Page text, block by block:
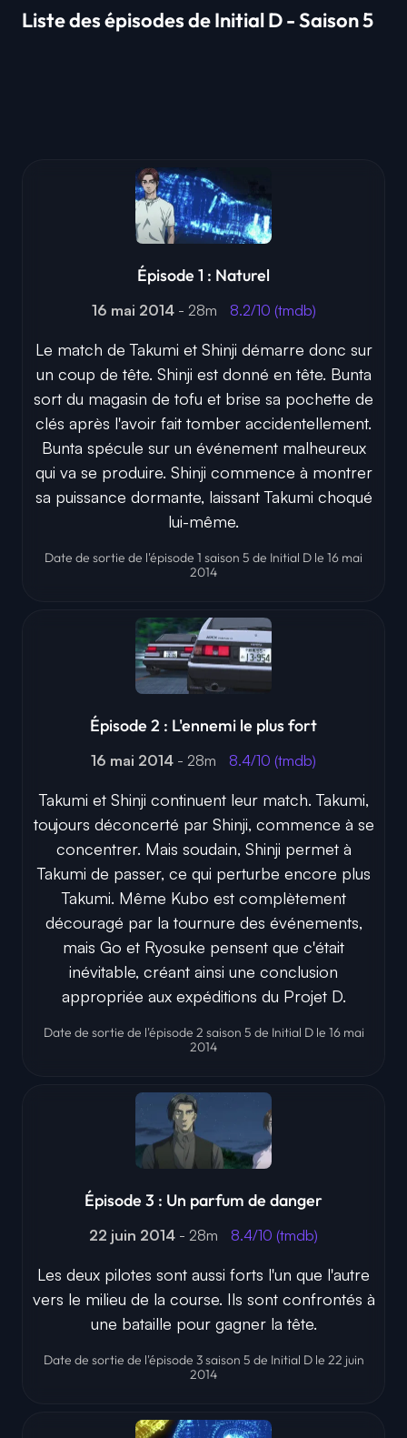
Liste des épisodes de Initial D - Saison 5
Épisode 1 : Naturel
16 mai 2014- 28m 8.2/10 (tmdb)
Le match de Takumi et Shinji démarre donc sur
un coup de tête. Shinji est donné en tête. Bunta
sort du magasin de tofu et brise sa pochette de
clés après l'avoir fait tomber accidentellement.
Bunta spécule sur un événement malheureux
qui va se produire. Shinji commence à montrer
sa puissance dormante, laissant Takumi choqué
lui-même.
Date de sortie de l'épisode 1 saison 5 de Initial D le 16 mai
2014
Épisode 2 : L'ennemi le plus fort
16 mai 2014 - 28m 8.4/10 (tmdb)
Takumi et Shinji continuent leur match. Takumi,
toujours déconcerté par Shinji, commence à se
concentrer. Mais soudain, Shinji permet à
Takumi de passer, ce qui perturbe encore plus
Takumi. Même Kubo est complètement
découragé par la tournure des événements,
mais Go et Ryosuke pensent que c'était
inévitable, créant ainsi une conclusion
appropriée aux expéditions du Projet D.
Date de sortie de l'épisode 2 saison 5 de Initial D le 16 mai
2014
Épisode 3 : Un parfum de danger
22 juin 2014 - 28m 8.4/10 (tmdb)
Les deux pilotes sont aussi forts l'un que l'autre
vers le milieu de la course. Ils sont confrontés à
une bataille pour gagner la tête.
Date de sortie de l'épisode 3 saison 5 de Initial D le 22 juin
2014